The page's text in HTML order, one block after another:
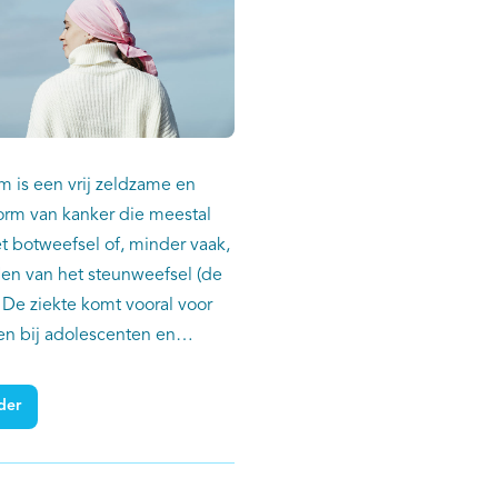
is een vrij zeldzame en
van kanker die meestal
botweefsel of, minder vaak,
van het steunweefsel (de
ziekte komt vooral voor
bij adolescenten en
andere landen liet zien dat
meestal een